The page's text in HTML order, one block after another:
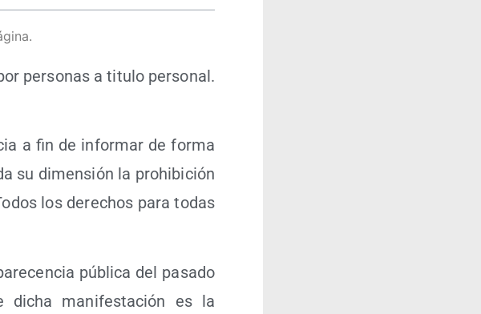
per­so­nas a titu­lo per­so­nal.
a fin de infor­mar de for­ma
su dimen­sión la prohi­bi­ción
los dere­chos para todas
públi­ca del pasa­do
dicha mani­fes­ta­ción es la